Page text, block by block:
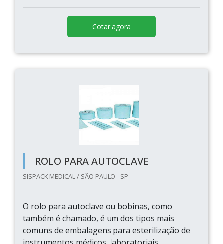
Cotar agora
ROLO PARA AUTOCLAVE
SISPACK MEDICAL / SÃO PAULO - SP
O rolo para autoclave ou bobinas, como
também é chamado, é um dos tipos mais
comuns de embalagens para esterilização de